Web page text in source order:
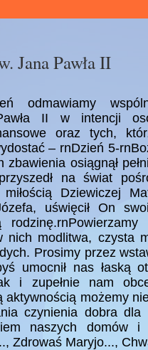
Jana Pawła II
odmawiamy
II w intencji
oraz tych,
– rnDzień 5-
osiągnął
na świat
Dziewiczej
uświęcił On
modlitwa, czysta
Prosimy przez
umocnił nas łaską
i zupełnie nam
aktywnością możemy
czynienia dobra dla
naszych domów i
Zdrowaś Maryjo...,